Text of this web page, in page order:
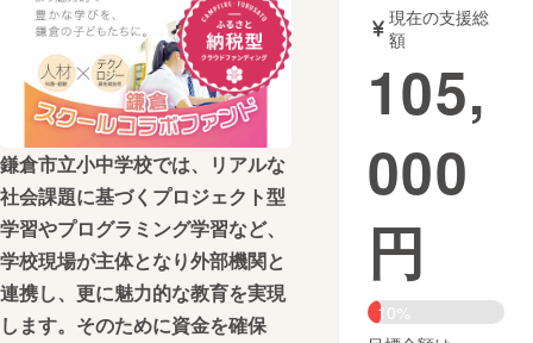
テクノロジー・ガジェット
映像・映画 書籍・雑誌
ビジネス・起業 チャレンジ
まちづくり・地域活性化
CAMPFIRE for Social Good
CAMPFIRE Creation
鎌倉市立小中学校では、リアルな
社会課題に基づくプロジェクト型
学習やプログラミング学習など、
学校現場が主体となり外部機関と
連携し、更に魅力的な教育を実現
します。そのために資金を確保
現在の支援総
額
105,
000
円
10%